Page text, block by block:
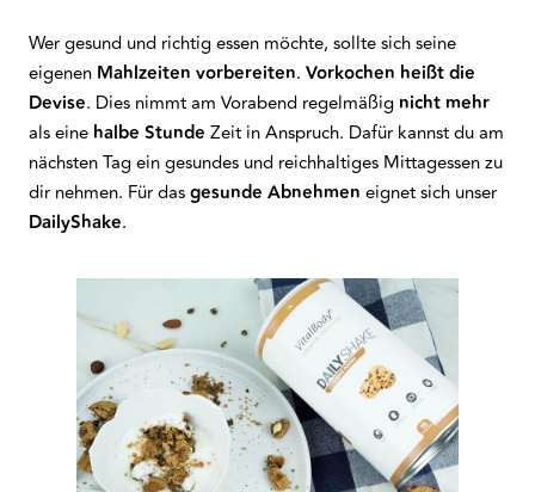
Wer gesund und richtig essen möchte, sollte sich seine
eigenen Mahlzeiten vorbereiten. Vorkochen heißt die
Devise. Dies nimmt am Vorabend regelmäßig nicht mehr
als eine halbe Stunde Zeit in Anspruch. Dafür kannst du am
nächsten Tag ein gesundes und reichhaltiges Mittagessen zu
dir nehmen. Für dasgesunde Abnehmen eignet sich unser
DailyShake.